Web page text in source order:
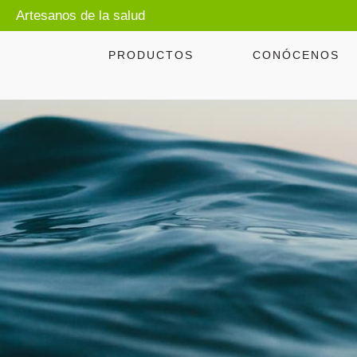
Artesanos de la salud
PRODUCTOS CONÓCENOS